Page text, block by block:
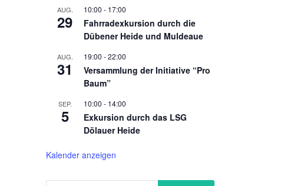
AUG.
29
10:00 - 17:00
Fahrradexkursion durch die
Dübener Heide und Muldeaue
AUG.
31
19:00 -22:00
Versammlung der Initiative “Pro
Baum”
SEP.
5
10:00 - 14:00
Exkursion durch das LSG
Dölauer Heide
Kalender anzeigen